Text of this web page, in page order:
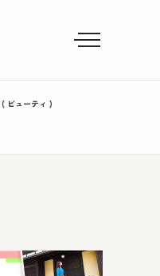
( ビューティ )